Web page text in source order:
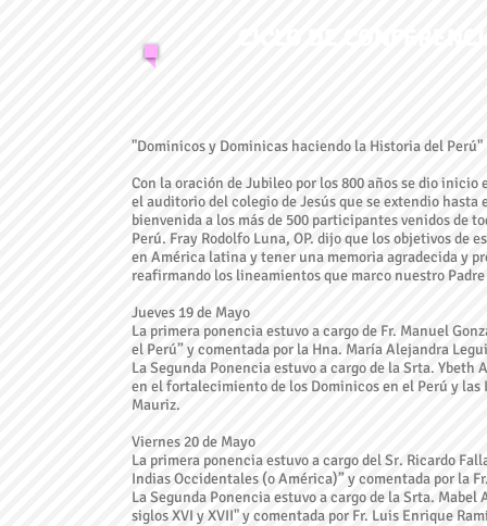
"Dominicos y Dominicas haciendo la Historia del Perú"
Con la oración de Jubileo por los 800 años se dio
el auditorio del colegio de Jesús que se extendio hasta
bienvenida a los más de 500 participantes venidos de
Perú. Fray Rodolfo Luna, OP. dijo que los objetivos de
en América latina y tener una memoria agradecida y
reafirmando los lineamientos que marco nuestro
Jueves 19 de Mayo
La primera ponencia estuvo a cargo de Fr. Manuel
el Perú” y comentada por la Hna. María Alejandra
La Segunda Ponencia estuvo a cargo de la Srta.
en el fortalecimiento de los Dominicos en el Perú y
Mauriz.
Viernes 20 de Mayo
La primera ponencia estuvo a cargo del Sr. Ricardo
Indias Occidentales (o América)” y comentada por la
La Segunda Ponencia estuvo a cargo de la Srta.
siglos XVI y XVII" y comentada por Fr. Luis Enrique